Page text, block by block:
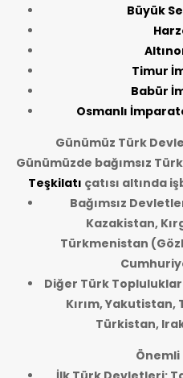
Büyük
Timur
Babür
Osmanlı
Günümüz Türk
Günümüzde bağımsız
Teşkilatı çatısı altında
Bağımsız
Kazakistan,
Türkmenistan
Diğer Türk
Kırım, Yakutistan,
Türkistan,
Önemli